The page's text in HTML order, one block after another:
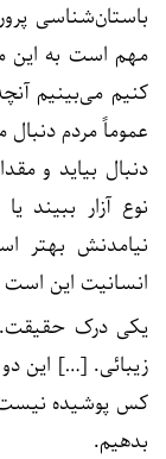
باستان‌شناسی
مهم است به این
کنیم می‌بینیم
عموماً مردم
دنبال بیاید و
نوع آزار ببیند
نیامدنش بهتر
انسانیت این
یکی درک حقیقت.
زیبائی. […] این
کس پوشیده نیست
بدهیم.